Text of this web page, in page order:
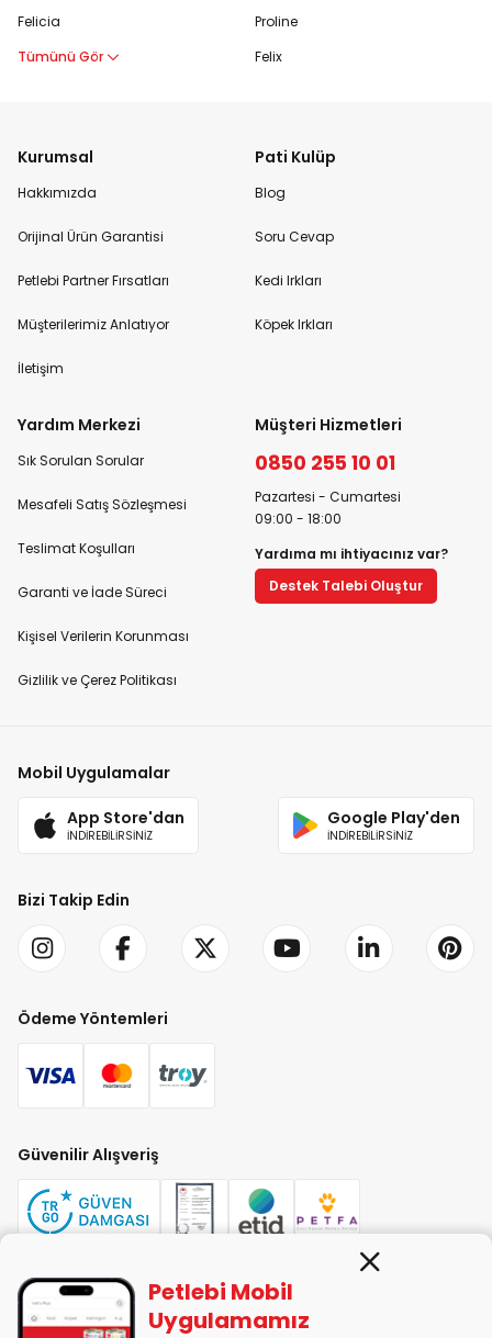
Felicia
Tümünü Gör
Proline
Felix
Kurumsal
Hakkımızda
Orijinal Ürün Garantisi
Petlebi Partner Fırsatları
Müşterilerimiz Anlatıyor
İletişim
Pati Kulüp
Blog
Soru Cevap
Kedi Irkları
Köpek Irkları
Yardım Merkezi
Sık Sorulan Sorular
Mesafeli Satış Sözleşmesi
Teslimat Koşulları
Garanti ve İade Süreci
Kişisel Verilerin Korunması
Gizlilik ve Çerez Politikası
Müşteri Hizmetleri
0850 255 10 01
Pazartesi - Cumartesi
09:00 - 18:00
Yardıma mı ihtiyacınız var?
Destek Talebi Oluştur
Mobil Uygulamalar
App Store'dan
İNDİREBİLİRSİNİZ
Google Play'den
İNDİREBİLİRSİNİZ
Bizi Takip Edin
Ödeme Yöntemleri
Güvenilir Alışveriş
PETLEBİ EVCİL HAYVAN ÜRÜNLERİ PAZ. SAN. TİC. LTD. ŞTİ. Alaşarköy Mah.
1. Alaşar Cad. No: 9 Osmangazi/Bursa
Petlebi Mobil
Uygulamamız